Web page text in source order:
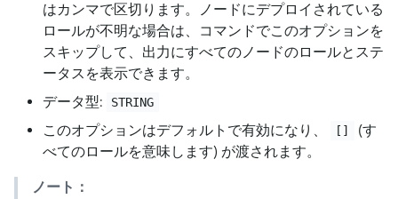
はカンマで区切ります。ノードにデプロイされている
ロールが不明な場合は、コマンドでこのオプションを
スキップして、出力にすべてのノードのロールとステ
ータスを表示できます。
データ型:
STRING
このオプションはデフォルトで有効になり、 []
(す
べてのロールを意味します) が渡されます。
ノート：